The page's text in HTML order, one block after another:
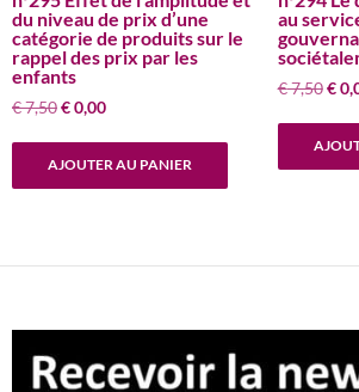
du niveau de prix d’une
catégorie de produits sur le
rappel des prix par les
enfants
€7,50Le
€0,00Le
AJOUTER AU PANIER
au
€7,50 Le
€